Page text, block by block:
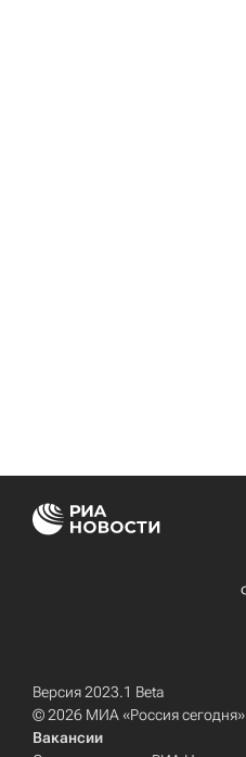
Версия 2023.1 Beta
© 2026 МИА «Россия сегодня»
Вакансии